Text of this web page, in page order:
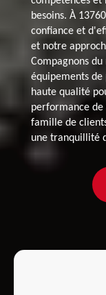
besoins. À
confiance et
et notre
Compagnons
équipements de
haute qualité
performance
famille de
une tranquillité